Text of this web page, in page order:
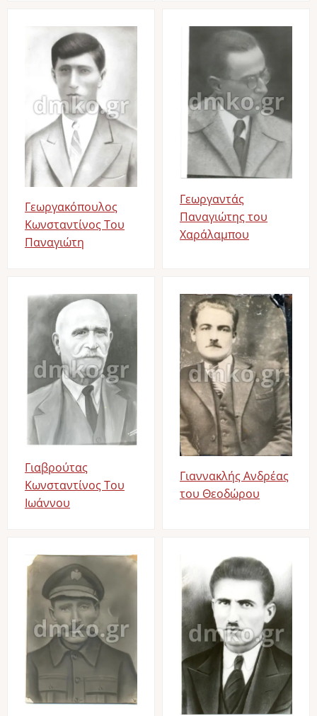
Γεωργακόπουλος
Κωνσταντίνος Του
Παναγιώτη
Γεωργαντάς
Παναγιώτης του
Χαράλαμπου
Image
Γιαβρούτας
Κωνσταντίνος Του
Ιωάννου
Image
Γιαννακλής Ανδρέας
του Θεοδώρου
Image